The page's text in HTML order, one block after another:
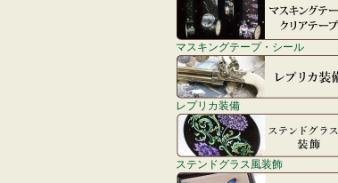
マスキングテープ・シール
レプリカ装備
ステンドグラス風装飾